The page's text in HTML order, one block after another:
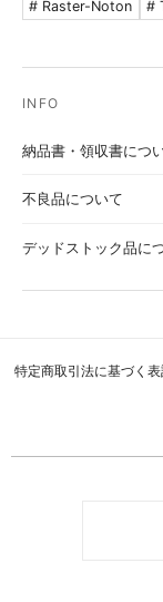
EX (Excellent)
VG+ (Very Good+)
VG (Very Good)
# Raster-Noton #
納品書・領収書につ
不良品について
デッドストック品に
特定商取引法に基づく